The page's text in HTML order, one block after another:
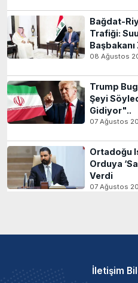
Bağdat-
Trafiği:
08 Ağustos
Trump
Şeyi
Gidiyor"..
07 Ağustos
Ortadoğu
Orduya
Verdi
07 Ağustos
İletişim